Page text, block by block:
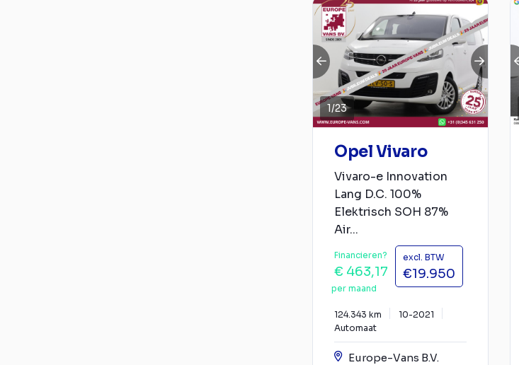
1/23
Opel Vivaro
Vivaro-e Innovation
Lang D.C. 100%
Elektrisch SOH 87%
Air...
Financieren?
€ 463,17
per maand
excl. BTW
€19.950
124.343 km
10-2021
Automaat
Europe-Vans B.V.